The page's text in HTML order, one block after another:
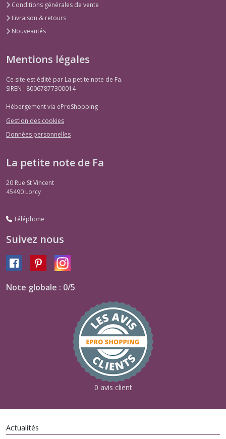
Conditions générales de vente
Livraison & retours
Nouveautés
Mentions légales
Ce site est édité par La petite note de Fa.
SIREN : 80067877300014
Hébergement via eProShopping
Gestion des cookies
Données personnelles
La petite note de Fa
20 Rue St Vincent
45490 Lorcy
Téléphone
Suivez nous
Note globale : 0/5
0 avis client
Actualités